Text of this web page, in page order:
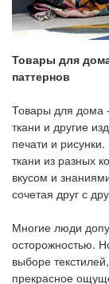
Товары для
паттернов
Товары для дома
ткани и другие
печати и
ткани из разных
вкусом и
сочетая друг с
Многие люди
осторожностью.
выборе
прекрасное